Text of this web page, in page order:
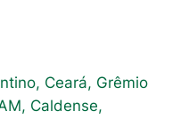
Ceará, Grêmio
Caldense,